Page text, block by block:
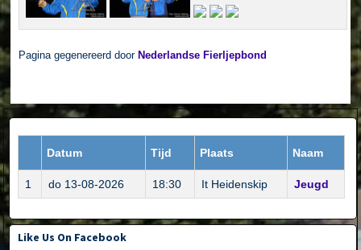
Pagina gegenereerd door Nederlandse Fierljepbond
Datum Tijd Plaats Naam
1 do 13-08-2026 18:30 It Heidenskip Jeugd
Like Us On Facebook